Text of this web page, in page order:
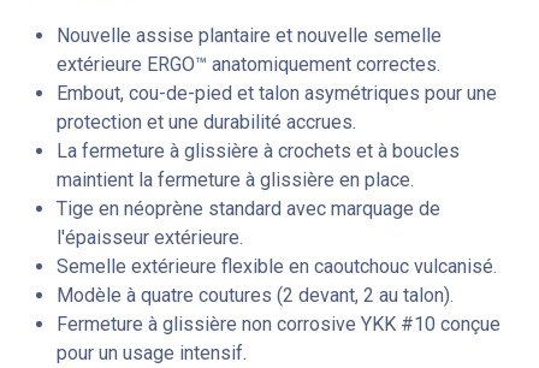
Nouvelle assise plantaire et nouvelle semelle
extérieure ERGO™ anatomiquement correctes.
Embout, cou-de-pied et talon asymétriques pour une
protection et une durabilité accrues.
La fermeture à glissière à crochets et à boucles
maintient la fermeture à glissière en place.
Tige en néoprène standard avec marquage de
l'épaisseur extérieure.
Semelle extérieure flexible en caoutchouc vulcanisé.
Modèle à quatre coutures (2 devant, 2 au talon).
Fermeture à glissière non corrosive YKK #10 conçue
pour un usage intensif.